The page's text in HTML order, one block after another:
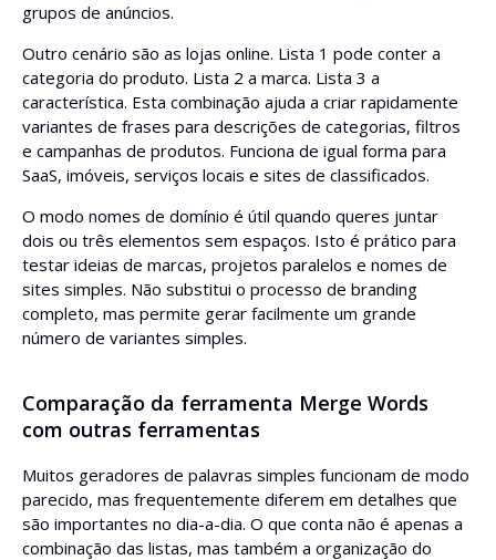
grupos de anúncios.
Outro cenário são as lojas online. Lista 1 pode conter a
categoria do produto. Lista 2 a marca. Lista 3 a
característica. Esta combinação ajuda a criar rapidamente
variantes de frases para descrições de categorias, filtros
e campanhas de produtos. Funciona de igual forma para
SaaS, imóveis, serviços locais e sites de classificados.
O modo nomes de domínio é útil quando queres juntar
dois ou três elementos sem espaços. Isto é prático para
testar ideias de marcas, projetos paralelos e nomes de
sites simples. Não substitui o processo de branding
completo, mas permite gerar facilmente um grande
número de variantes simples.
Comparação da ferramenta Merge Words
com outras ferramentas
Muitos geradores de palavras simples funcionam de modo
parecido, mas frequentemente diferem em detalhes que
são importantes no dia-a-dia. O que conta não é apenas a
combinação das listas, mas também a organização do